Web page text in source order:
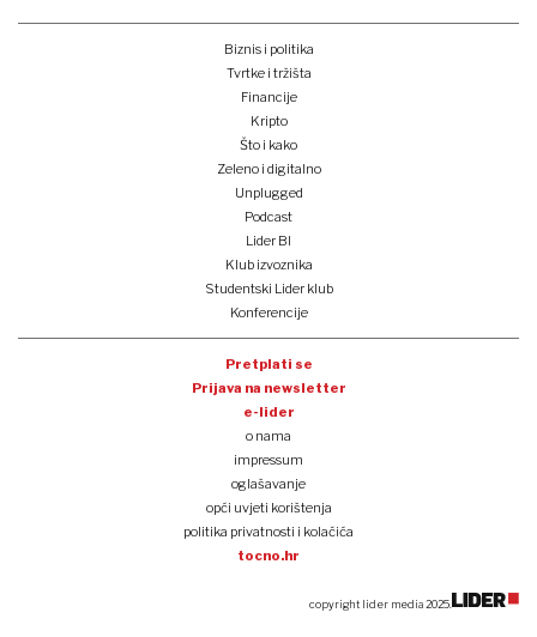
Biznis i politika
Tvrtke i tržišta
Financije
Kripto
Što i kako
Zeleno i digitalno
Unplugged
Podcast
Lider BI
Klub izvoznika
Studentski Lider klub
Konferencije
Pretplati se
Prijava na newsletter
e-lider
o nama
impressum
oglašavanje
opći uvjeti korištenja
politika privatnosti i kolačića
tocno.hr
copyright lider media 2025.